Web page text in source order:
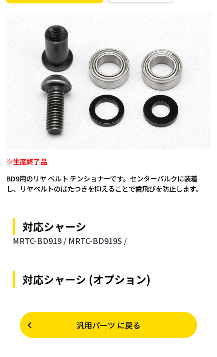
※生産終了品
BD9用のリヤ ベルト テンショナーです。センターバルクに装着
し、リヤベルトのばたつきを抑えることで歯飛びを防止します。
対応シャーシ
MRTC-BD919 / MRTC-BD919S /
対応シャーシ (オプション)
汎用パーツ に戻る